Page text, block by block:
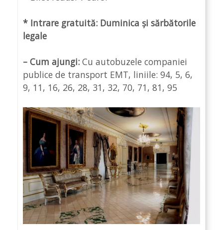
* Intrare gratuită: Duminica și sărbătorile
legale
– Cum ajungi: Cu autobuzele companiei
publice de transport EMT, liniile: 94, 5, 6,
9, 11, 16, 26, 28, 31, 32, 70, 71, 81, 95